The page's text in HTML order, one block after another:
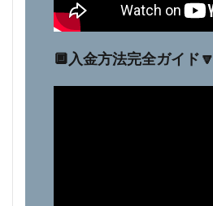
🔲入金方法完全ガイド🔽